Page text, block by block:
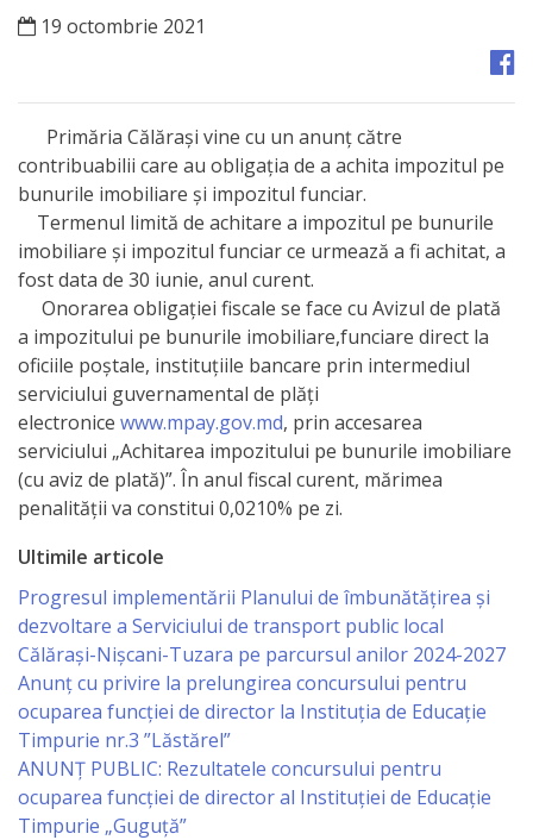
Strategii
Registrul
de
Stat
al
Actelor
Locale
Primăria
Aparatul
Primăriei
Lista
colaboratorilor
Primăriei
Călăraşi
Contabilitate
19 octombrie 2021
Primăria Călărași vine cu un anunț către
contribuabilii care au obligația de a achita impozitul pe
bunurile imobiliare și impozitul funciar.
Termenul limită de achitare a impozitul pe bunurile
imobiliare și impozitul funciar ce urmează a fi achitat, a
fost data de 30 iunie, anul curent.
Onorarea obligației fiscale se face cu Avizul de plată
a impozitului pe bunurile imobiliare,funciare direct la
oficiile poștale, instituțiile bancare prin intermediul
serviciului guvernamental de plăți
electronice www.mpay.gov.md, prin accesarea
serviciului „Achitarea impozitului pe bunurile imobiliare
(cu aviz de plată)”. În anul fiscal curent, mărimea
penalităţii va constitui 0,0210% pe zi.
Ultimile articole
Progresul implementării Planului de îmbunătățirea și
dezvoltare a Serviciului de transport public local
Călărași-Nișcani-Tuzara pe parcursul anilor 2024-2027
Anunț cu privire la prelungirea concursului pentru
ocuparea funcţiei de director la Instituția de Educație
Timpurie nr.3 ”Lăstărel”
ANUNȚ PUBLIC: Rezultatele concursului pentru
ocuparea funcției de director al Instituției de Educație
Timpurie „Guguță”